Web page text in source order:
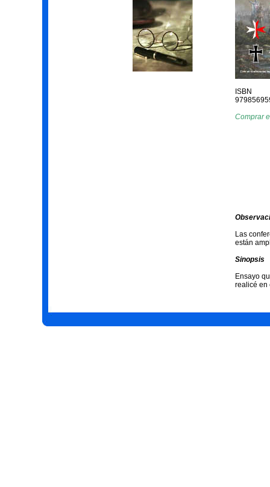
ISBN
Comprar
Las
están
Sinopsis
Ensayo
realicé en